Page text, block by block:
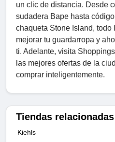
un clic de distancia. Desde
sudadera Bape hasta
chaqueta Stone Island, todo
mejorar tu guardarropa y
ti. Adelante, visita
las mejores ofertas de la
comprar inteligentemente.
Tiendas relacionadas
Kiehls